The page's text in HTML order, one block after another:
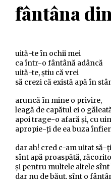
fântâna
uită-te în ochii mei
ca într-o fântână adâncă
uită-te, știu că vrei
să crezi că există apă în
aruncă în mine o privire,
leagă de capătul ei o
apoi trage-o afară și, cu
apropie-ți de ea buza
dar ah! cred c-am uitat să-
sînt apă proaspătă,
și pentru multele altele sînt
dar nu de băut. sînt o